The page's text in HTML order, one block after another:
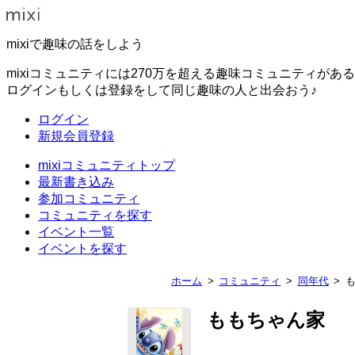
mixiで趣味の話をしよう
mixiコミュニティには270万を超える趣味コミュニティがある
ログインもしくは登録をして同じ趣味の人と出会おう♪
ログイン
新規会員登録
mixiコミュニティトップ
最新書き込み
参加コミュニティ
コミュニティを探す
イベント一覧
イベントを探す
ホーム コミュニティ 同年代
ももちゃん家